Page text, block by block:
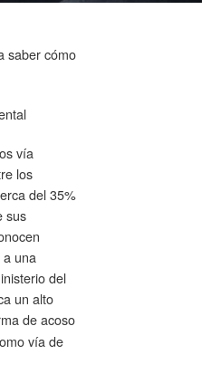
saber cómo
vía
los
del 35%
sus
una
del
un alto
de acoso
vía de